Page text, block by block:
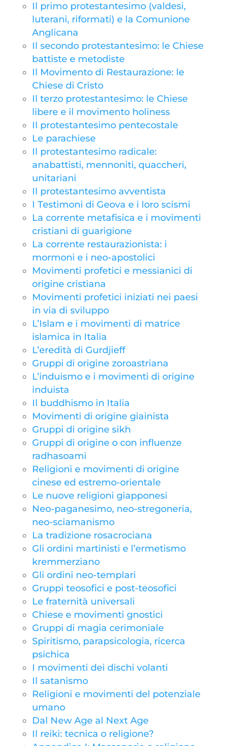
Il primo protestantesimo (valdesi,
luterani, riformati) e la Comunione
Anglicana
Il secondo protestantesimo: le Chiese
battiste e metodiste
Il Movimento di Restaurazione: le
Chiese di Cristo
Il terzo protestantesimo: le Chiese
libere e il movimento holiness
Il protestantesimo pentecostale
Le parachiese
Il protestantesimo radicale:
anabattisti, mennoniti, quaccheri,
unitariani
Il protestantesimo avventista
I Testimoni di Geova e i loro scismi
La corrente metafisica e i movimenti
cristiani di guarigione
La corrente restaurazionista: i
mormoni e i neo-apostolici
Movimenti profetici e messianici di
origine cristiana
Movimenti profetici iniziati nei paesi
in via di sviluppo
L’Islam e i movimenti di matrice
islamica in Italia
L’eredità di Gurdjieff
Gruppi di origine zoroastriana
L’induismo e i movimenti di origine
induista
Il buddhismo in Italia
Movimenti di origine giainista
Gruppi di origine sikh
Gruppi di origine o con influenze
radhasoami
Religioni e movimenti di origine
cinese ed estremo-orientale
Le nuove religioni giapponesi
Neo-paganesimo, neo-stregoneria,
neo-sciamanismo
La tradizione rosacrociana
Gli ordini martinisti e l’ermetismo
kremmerziano
Gli ordini neo-templari
Gruppi teosofici e post-teosofici
Le fraternità universali
Chiese e movimenti gnostici
Gruppi di magia cerimoniale
Spiritismo, parapsicologia, ricerca
psichica
I movimenti dei dischi volanti
Il satanismo
Religioni e movimenti del potenziale
umano
Dal New Age al Next Age
Il reiki: tecnica o religione?